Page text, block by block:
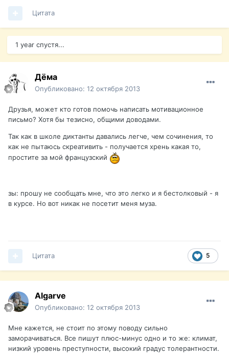
Цитата
1 year спустя...
Дёма
Опубликовано: 12 октября 2013
Друзья, может кто готов помочь написать мотивационное
письмо? Хотя бы тезисно, общими доводами.
Так как в школе диктанты давались легче, чем сочинения, то
как не пытаюсь скреативить - получается хрень какая то,
простите за мой французский
зы: прошу не сообщать мне, что это легко и я бестолковый - я
в курсе. Но вот никак не посетит меня муза.
5
Цитата
Algarve
Опубликовано: 12 октября 2013
Мне кажется, не стоит по этому поводу сильно
заморачиваться. Все пишут плюс-минус одно и то же: климат,
низкий уровень преступности, высокий градус толерантности.